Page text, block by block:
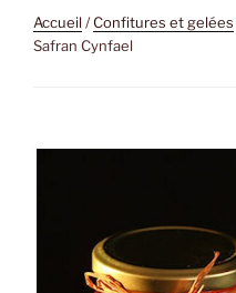
Accueil/Confitures et gelées
Safran Cynfael